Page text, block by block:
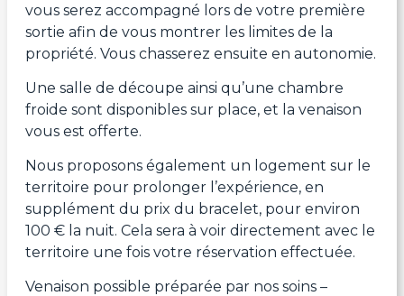
vous serez accompagné lors de votre première
sortie afin de vous montrer les limites de la
propriété. Vous chasserez ensuite en autonomie.
Une salle de découpe ainsi qu’une chambre
froide sont disponibles sur place, et la venaison
vous est offerte.
Nous proposons également un logement sur le
territoire pour prolonger l’expérience, en
supplément du prix du bracelet, pour environ
100 € la nuit. Cela sera à voir directement avec le
territoire une fois votre réservation effectuée.
Venaison possible préparée par nos soins –